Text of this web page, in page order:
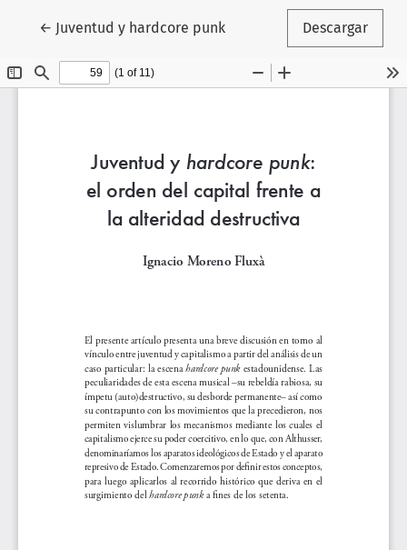
← Volver a los detalles del artículo
Juventud y hardcore punk Descargar